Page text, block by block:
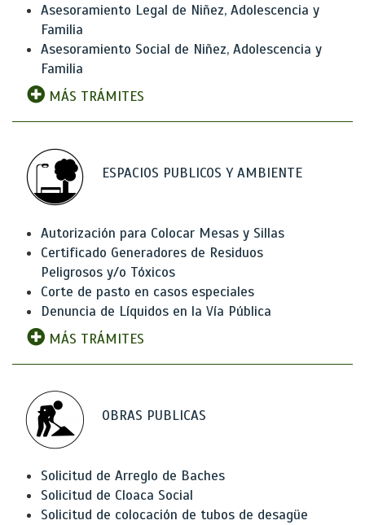
Asesoramiento Legal de Niñez, Adolescencia y
Familia
Asesoramiento Social de Niñez, Adolescencia y
Familia
MÁS TRÁMITES
ESPACIOS PUBLICOS Y AMBIENTE
Autorización para Colocar Mesas y Sillas
Certificado Generadores de Residuos
Peligrosos y/o Tóxicos
Corte de pasto en casos especiales
Denuncia de Líquidos en la Vía Pública
MÁS TRÁMITES
OBRAS PUBLICAS
Solicitud de Arreglo de Baches
Solicitud de Cloaca Social
Solicitud de colocación de tubos de desagüe